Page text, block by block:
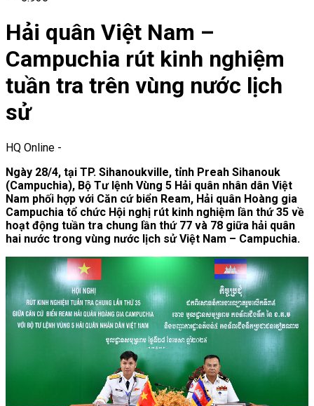
Hải quân Việt Nam –
Campuchia rút kinh nghiệm
tuần tra trên vùng nước lịch
sử
HQ Online -
Ngày 28/4, tại TP. Sihanoukville, tỉnh Preah Sihanouk
(Campuchia), Bộ Tư lệnh Vùng 5 Hải quân nhân dân Việt
Nam phối hợp với Căn cứ biển Ream, Hải quân Hoàng gia
Campuchia tổ chức Hội nghị rút kinh nghiệm lần thứ 35 về
hoạt động tuần tra chung lần thứ 77 và 78 giữa hải quân
hai nước trong vùng nước lịch sử Việt Nam – Campuchia.